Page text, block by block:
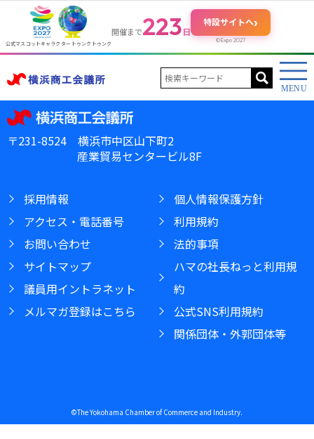
公式マスコットキャラクター トゥンクトゥンク
開催まで223 日
特設サイトへ›
©Expo 2027
〒231-8524 横浜市中区山下町2
産業貿易センタービル8F
採用情報
アクセス・電話番号
お問い合わせ
サイトマップ
議員用イントラネット
メルマガ登録はこちら
個人情報保護方針
利用規約
法的事項
ハマの社長ねっと利用規
約
公式SNS利用規約
関係団体・外郭団体等
©The Yokohama Chamber of Commerce and Industry.